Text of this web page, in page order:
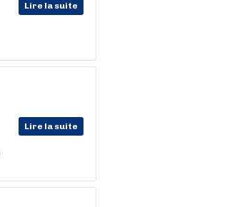
Lire la suite
Lire la suite